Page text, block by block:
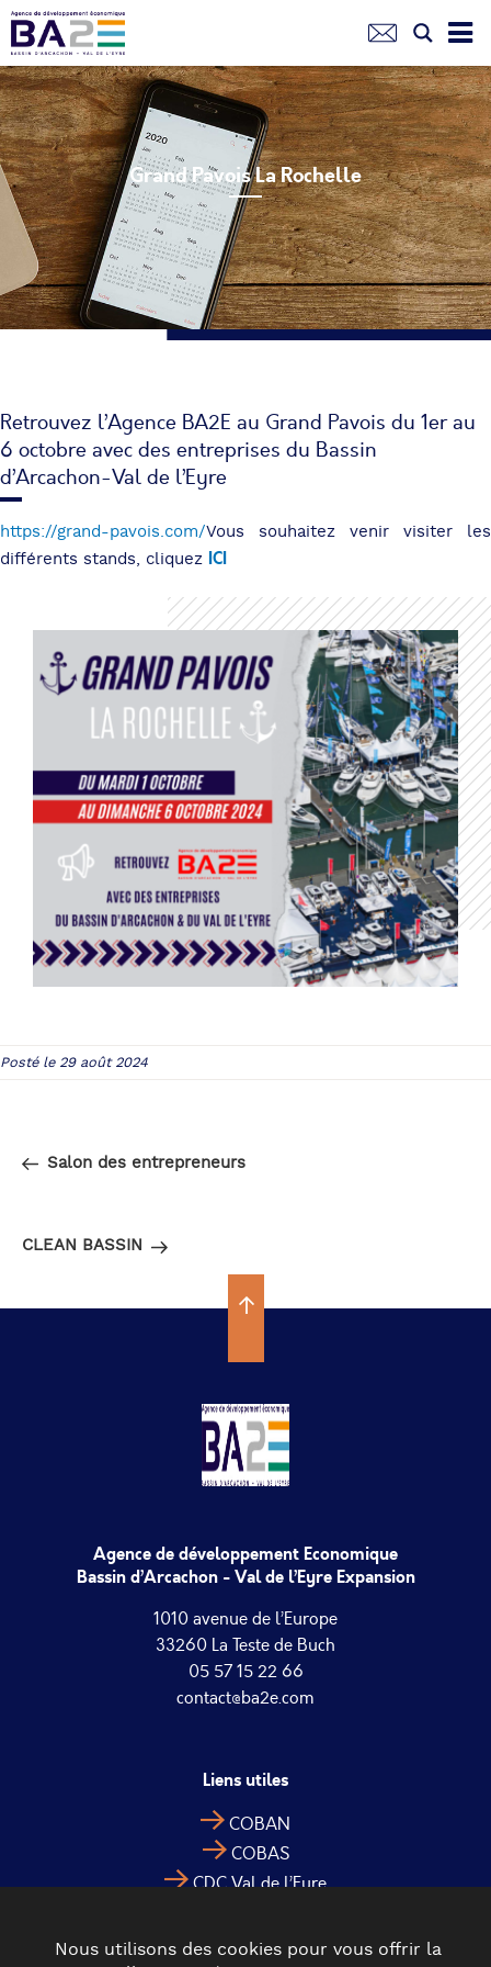
Aller
au
contenu
principal
Grand Pavois La Rochelle
Retrouvez l’Agence BA2E au Grand Pavois du 1er au
6 octobre avec des entreprises du Bassin
d’Arcachon-Val de l’Eyre
https://grand-pavois.com/Vous souhaitez venir visiter les
différents stands, cliquez ICI
Posté le 29 août 2024
l’article
précédent
Salon des entrepreneurs
suivant
CLEAN BASSIN
Agence de développement Economique
Bassin d’Arcachon - Val de l’Eyre Expansion
1010 avenue de l’Europe
33260 La Teste de Buch
05 57 15 22 66
contact@ba2e.com
Liens utiles
COBAN
COBAS
CDC Val de l’Eyre
Nous utilisons des cookies pour vous offrir la